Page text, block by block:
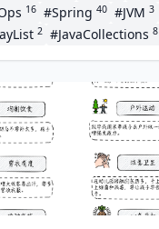
16 #Spring 40 #JVM 3
2 #JavaCollections 8